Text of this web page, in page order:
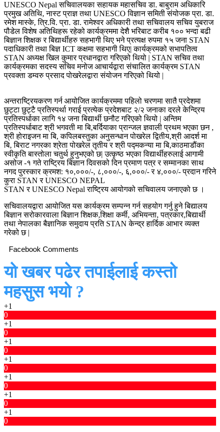
UNESCO Nepal सचिवालयका सहायक महासचिव डा. बाबुराम अधिकारि
प्रमुख अतिथि, नास्ट प्राज्ञ तथा UNESCO विज्ञान समिती संयोजक प्रा. डा.
रमेश मास्के, त्रि.वि. प्रा. डा. रामेश्वर अधिकारी तथा सचिवालय सचिव युबराज
पौडेल विशेष अतिथिहरू रहेको कार्यक्रममा देशै भरिबाट करीब १०० भन्दा बढी
बिज्ञान शिक्षक र बिद्यार्थीहरु सहभागी थिए भने प्रत्यक्ष रुपमा १५ जना STAN
पदाधिकारी तथा बिज्ञ ICT कक्षमा सहभागी थिए| कार्यक्रमको सभापतित्व
STAN अध्यक्ष खिल कुमार प्रधानद्वारा गरिएको थियो | STAN सचिव तथा
कार्यक्रमका सदस्य सचिव मनोज आचार्यद्वारा संचालित कार्यक्रम STAN
प्रवक्ता डम्वरु प्रसाद पोखरेलद्वारा संयोजन गरिएको थियो |
अन्तराष्ट्रियकरण गर्न आयोजित कार्यक्रममा पहिलो चरणमा सातै प्रदेशमा
छुट्टा छुट्टै प्रतिस्पर्था गराई प्रत्येक प्रदेशबाट २/२ जनाका दरले केन्द्रिय
प्रतिस्पर्धाका लागि १४ जना बिद्यार्थी छनौट गरिएको थियो | अन्तिम
प्रतिस्पर्धाबाट श्री भगवती मा बि,बर्दियाका प्रान्जल ज्ञवाली प्रथम भएका छन ,
श्री होराइजन मा बि, कपिलबस्तुका अनुसन्धान पोखरेल द्वितीय,श्री आदर्श मा
बि, बिराट नगरका श्रेता पोखरेल तृतीय र श्री पद्मकन्या मा बि,काठमाडौंका
स्वीकृति बास्तोला चतुर्थ हुनुभएको छ| उत्कृष्ठ भएका विद्यार्थीहरुलाई आगामी
असोज -१ गते राष्ट्रिय बिज्ञान दिवसको दिन प्रमाण पत्र र सम्मानका साथ
नगद पुरस्कार क्रमश: १०,०००/-, ८,०००/-, ६,०००/- र ४,०००/- प्रदान गरिने
कुरा STAN र UNESCO NEPAL
STAN र UNESCO Nepal राष्ट्रिय आयोगको सचिवालय जनाएको छ ।
सचिवालयद्वारा आयोजित यस कार्यक्रम सम्पन्न गर्न सहयोग गर्नु हुने बिद्यालय
बिज्ञान सरोकारवाला बिज्ञान शिक्षक,शिक्षा कर्मी, अभियन्ता, पत्रकार,बिद्यार्थी
तथा नेपालका बैज्ञानिक समुदाय प्रति STAN केन्द्र हार्दिक आभार व्यक्त
गरेको छ |
Facebook Comments
यो खबर पढेर तपाईलाई कस्तो
महसुस भयो ?
+1
0
+1
0
+1
0
+1
0
+1
0
+1
0
+1
0